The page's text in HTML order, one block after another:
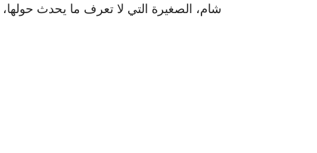
شام، الصغيرة التي لا تعرف ما يحدث